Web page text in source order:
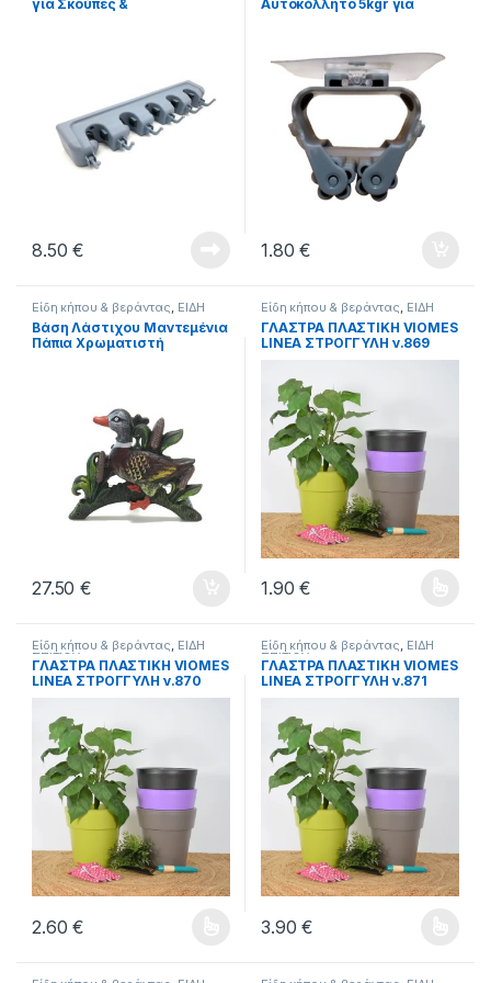
για Σκούπες &
8.50€
Αυτοκόλλητο 5kgr για
1.80€
Είδη κήπου & βεράντας ΕΙΔΗ
ΣΠΙΤΙΟΥ
Βάση Λάστιχου Μαντεμένια
Πάπια Χρωματιστή
27.50€
Είδη κήπου & βεράντας ΕΙΔΗ
ΣΠΙΤΙΟΥ
ΓΛΑΣΤΡΑ ΠΛΑΣΤΙΚΗ VIOMES
LINEA ΣΤΡΟΓΓΥΛΗ ν.869
1.90€
Αυτό το προϊόν έχει
Είδη κήπου & βεράντας, ΕΙΔΗ
ΣΠΙΤΙΟΥ
ΓΛΑΣΤΡΑ ΠΛΑΣΤΙΚΗ VIOMES
LINEA ΣΤΡΟΓΓΥΛΗ ν.870
2.60€
Αυτό το προϊόν έχει πολλαπλές παραλλαγές. Οι επιλογές
Είδη κήπου & βεράντας, ΕΙΔΗ
ΣΠΙΤΙΟΥ
ΓΛΑΣΤΡΑ ΠΛΑΣΤΙΚΗ VIOMES
LINEA ΣΤΡΟΓΓΥΛΗ ν.871
3.90€
Αυτό το προϊόν έχει